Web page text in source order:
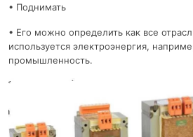
• Поднимать
• Его можно определить как все
используется электроэнергия,
промышленность.